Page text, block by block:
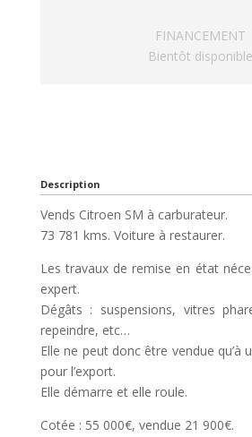
FINANCEMENT
Bientôt disponible
Description
Vends Citroen SM à carburateur.
73 781 kms. Voiture à restaurer.
Les travaux de remise en état
expert.
Dégâts : suspensions, vitres
repeindre, etc…
Elle ne peut donc être vendue qu’à
pour l’export.
Elle démarre et elle roule.
Cotée : 55 000€, vendue 21 900€.